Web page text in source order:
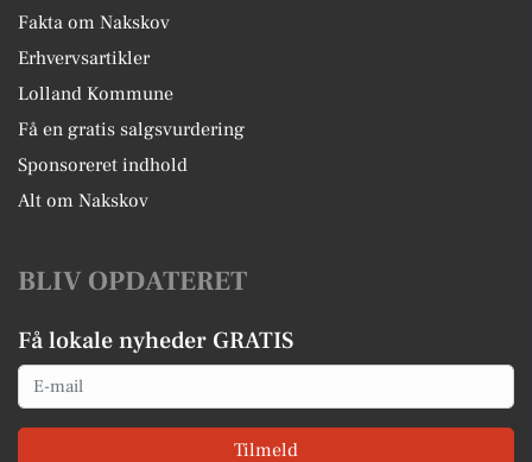
Fakta om Nakskov
Erhvervsartikler
Lolland Kommune
Få en gratis salgsvurdering
Sponsoreret indhold
Alt om Nakskov
BLIV OPDATERET
Få lokale nyheder GRATIS
Email
Tilmeld